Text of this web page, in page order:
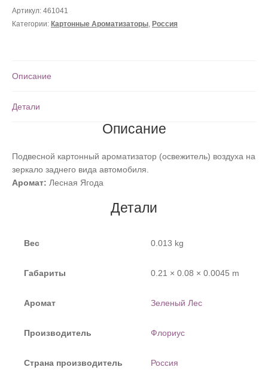
Артикул: 461041
Категории: Картонные Ароматизаторы Россия
Описание
Детали
Описание
Подвесной картонный ароматизатор (освежитель) воздуха на
зеркало заднего вида автомобиля.
Аромат: Лесная Ягода
Детали
Вес 0.013 kg
Габариты 0.21 × 0.08 × 0.0045 m
Аромат Зеленый Лес
Производитель Флориус
Страна производитель Россия